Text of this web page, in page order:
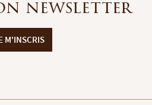
newsletter
M'INSCRIS